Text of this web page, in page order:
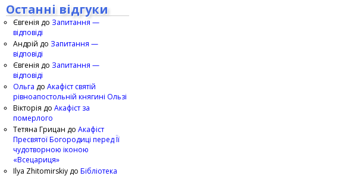
Останні відгуки
Євгенія до Запитання —
відповіді
Андрій до Запитання —
відповіді
Євгенія до Запитання —
відповіді
Ольга до Акафіст святій
рівноапостольній княгині Ользі
Вікторія до Акафіст за
померлого
Тетяна Грицан до Акафіст
Пресвятої Богородиці перед Її
чудотворною іконою
«Всецариця»
Ilya Zhitomirskiy до Бібліотека